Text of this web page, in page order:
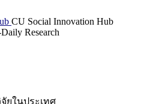
CU Social Innovation Hub
Research
ยในประเทศ